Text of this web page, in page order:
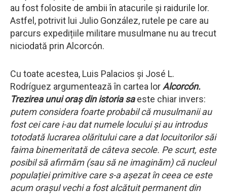
au fost folosite de ambii în atacurile și raidurile lor.
Astfel, potrivit lui Julio González, rutele pe care au
parcurs expedițiile militare musulmane nu au trecut
niciodată prin Alcorcón.
Cu toate acestea, Luis Palacios și José L.
Rodríguez argumentează în cartea lorAlcorcón.
Trezirea unui oraș din istoria saeste chiar invers:
putem considera foarte probabil că musulmanii au
fost cei care i-au dat numele locului și au introdus
totodată lucrarea olăritului care a dat locuitorilor săi
faima binemeritată de câteva secole. Pe scurt, este
posibil să afirmăm (sau să ne imaginăm) că nucleul
populației primitive care s-a așezat în ceea ce este
acum orașul vechi a fost alcătuit permanent din